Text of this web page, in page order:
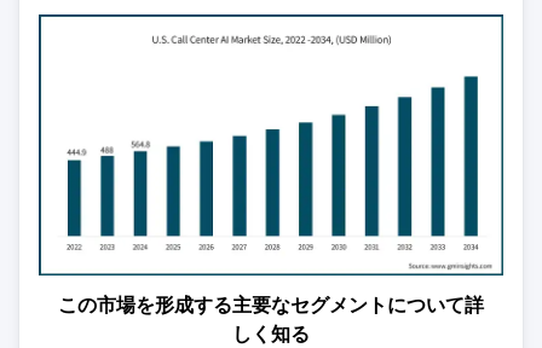
この市場を形成する主要なセグメントについて詳
しく知る